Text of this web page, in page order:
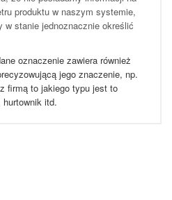
produktu w naszym systemie,
w stanie jednoznacznie określić
oznaczenie zawiera również
jego znaczenie, np.
firmą to jakiego typu jest to
hurtownik itd.